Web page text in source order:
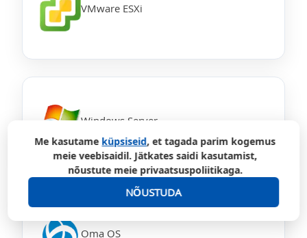
VMware ESXi
Windows Server
Oma OS
Me kasutame küpsiseid, et tagada parim kogemus
meie veebisaidil. Jätkates saidi kasutamist,
nõustute meie privaatsuspoliitikaga.
NÕUSTUDA